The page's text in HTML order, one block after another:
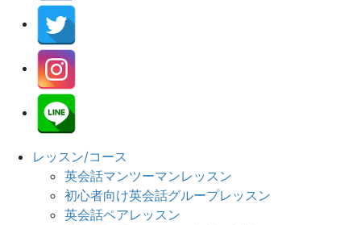
レッスン/コース
英会話マンツーマンレッスン
初心者向け英会話グループレッスン
英会話ペアレッスン